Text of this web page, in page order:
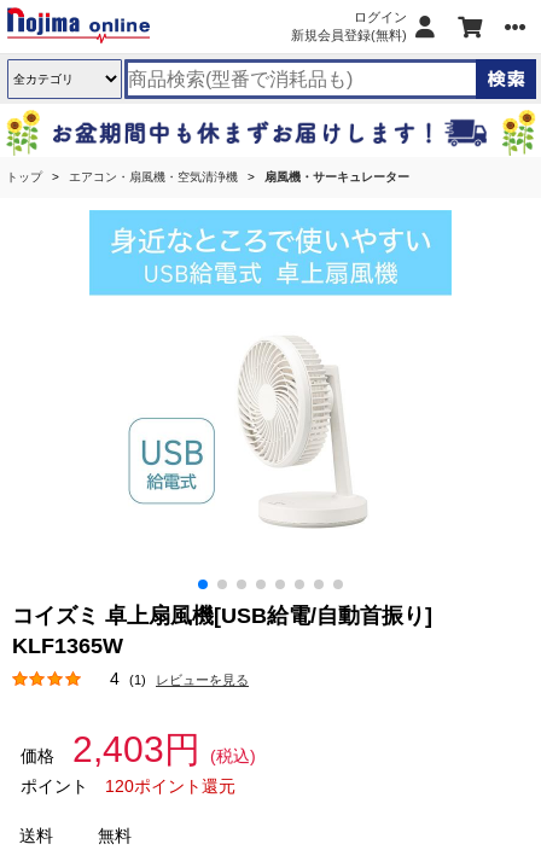
ログイン
新規会員登録(無料)
トップ エアコン・扇風機・空気清浄機 扇風機・サーキュレーター
コイズミ 卓上扇風機[USB給電/自動首振り]
KLF1365W
4 (1) レビューを見る
価格 2,403円
(税込)
ポイント
120ポイント還元
送料
無料